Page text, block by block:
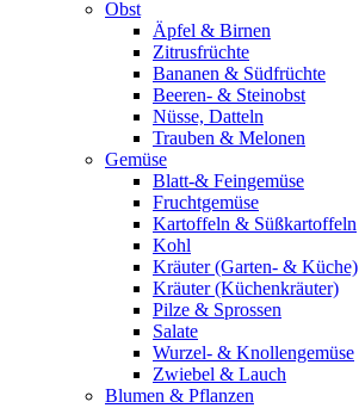
Obst
Äpfel & Birnen
Zitrusfrüchte
Bananen & Südfrüchte
Beeren- & Steinobst
Nüsse, Datteln
Trauben & Melonen
Gemüse
Blatt-& Feingemüse
Fruchtgemüse
Kartoffeln & Süßkartoffeln
Kohl
Kräuter (Garten- & Küche)
Kräuter (Küchenkräuter)
Pilze & Sprossen
Salate
Wurzel- & Knollengemüse
Zwiebel & Lauch
Blumen & Pflanzen